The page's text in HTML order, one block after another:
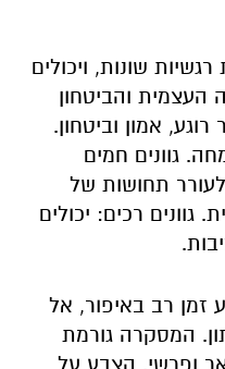
רגשיות שונות, ויכולים
והביטחון
אמון וביטחון.
גוונים חמים
תחושות של
גוונים רכים: יכולים
זמן רב באיפור, אל
המסקרה גורמת
ופרשי. הצבע על